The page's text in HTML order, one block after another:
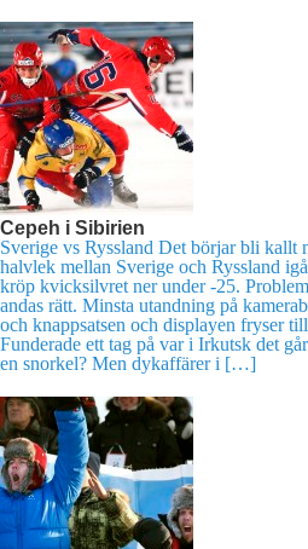
Cepeh i Sibirien
Sverige vs Ryssland Det börjar bli kallt
halvlek mellan Sverige och Ryssland
kröp kvicksilvret ner under -25.
andas rätt. Minsta utandning på
och knappsatsen och displayen fryser
Funderade ett tag på var i Irkutsk det
en snorkel? Men dykaffärer i […]